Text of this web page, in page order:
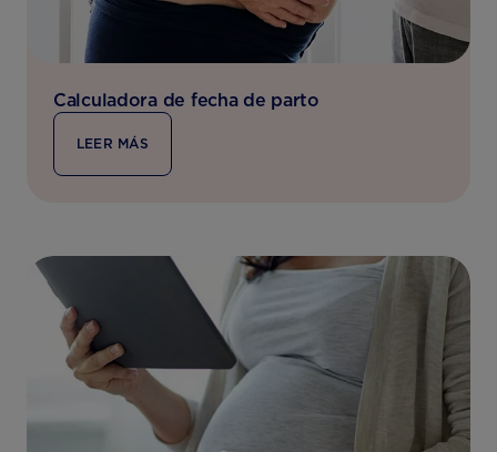
Calculadora de fecha de parto
LEER MÁS